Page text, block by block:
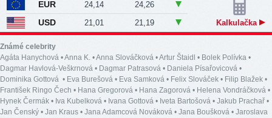
EUR 24,14 24,26
USD 21,01 21,19 Kalkulačka
Známé celebrity
Agáta Hanychová •Anna K. •Anna Slováčková •Artur Štaidl • Bolek Polívka •
Dagmar Havlová-Veškrnová • Dagmar Patrasová • Daniela Písařovicová •
Dominika Gottová • Eva Burešová • Eva Samková • Felix Slováček • Filip Blažek •
František Ringo Čech • Hana Gregorová • Hana Zagorová • Helena Vondráčková •
Hynek Čermák • Iva Kubelková • Ivana Gottová • Iveta Bartošová • Jakub Prachař •
Jan Čenský • Jan Kraus • Jana Adamcová Nováková • Jana Boušková • Jaroslava